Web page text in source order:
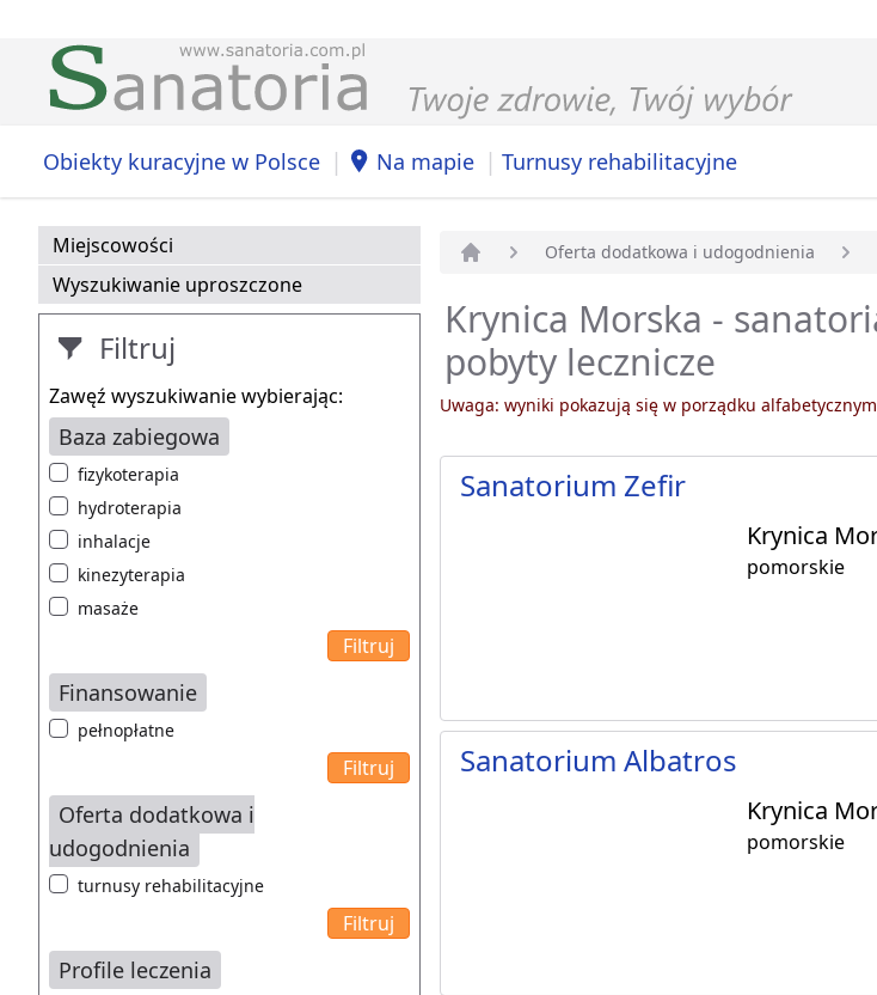
Obiekty kuracyjne w Polsce | Na mapie | Turnusy rehabilitacyjne
Miejscowości
Wyszukiwanie uproszczone
Filtruj
Zawęź wyszukiwanie wybierając:
Baza zabiegowa
fizykoterapia
hydroterapia
inhalacje
kinezyterapia
masaże
Finansowanie
pełnopłatne
Oferta dodatkowa i
udogodnienia
turnusy rehabilitacyjne
Profile leczenia
Oferta dodatkowa i udogodnienia
Krynica Morska -
pobyty lecznicze
Uwaga: wyniki pokazują się w porządku
Sanatorium Zefir
Krynica
pomorskie
Sanatorium Albatros
Krynica
pomorskie